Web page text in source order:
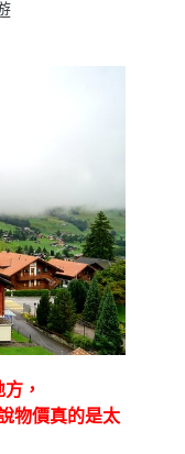
，
物價真的是太